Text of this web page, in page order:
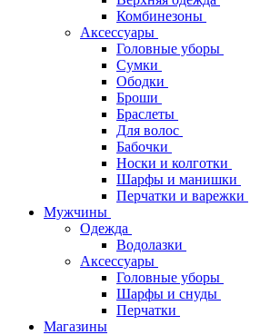
Комбинезоны
Аксессуары
Головные уборы
Сумки
Ободки
Броши
Браслеты
Для волос
Бабочки
Носки и колготки
Шарфы и манишки
Перчатки и варежки
Мужчины
Одежда
Водолазки
Аксессуары
Головные уборы
Шарфы и снуды
Перчатки
Магазины